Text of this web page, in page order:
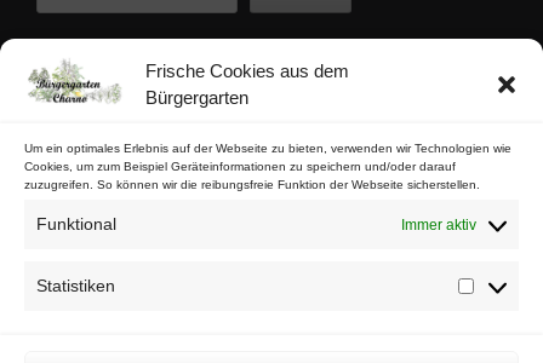
Frische Cookies aus dem
Bürgergarten
Um ein optimales Erlebnis auf der Webseite zu bieten, verwenden wir Technologien wie
Cookies, um zum Beispiel Geräteinformationen zu speichern und/oder darauf
zuzugreifen. So können wir die reibungsfreie Funktion der Webseite sicherstellen.
Funktional Immer aktiv
Statistiken
Zuletzt veröffentlicht
Buschfunk-Rezensionen: Gartenkrimis von Maren Gießwald
Buschfunk-Rezensionen: Schrebergartenkrimis von Mona Nikolay
Tschaabgsi-Körbchen